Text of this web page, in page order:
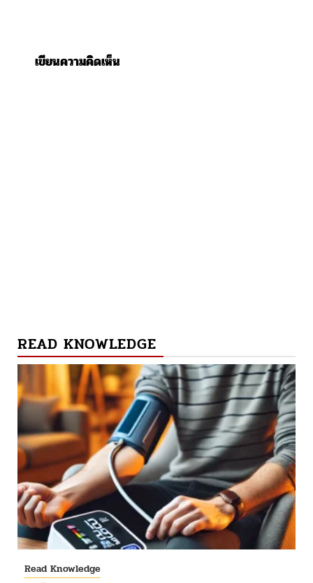
เขียนความคิดเห็น
READ KNOWLEDGE
Read Knowledge